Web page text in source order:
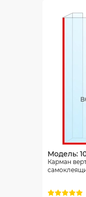
Модель:
Карман